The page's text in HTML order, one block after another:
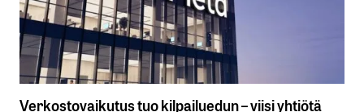
Verkostovaikutus tuo kilpailuedun – viisi yhtiötä